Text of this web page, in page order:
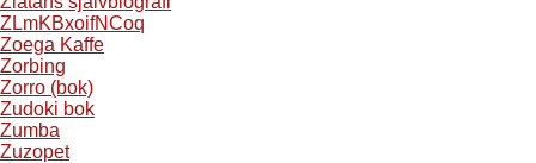
ZLmKBxoifNCoq
Zoega Kaffe
Zorbing
Zorro (bok)
Zudoki bok
Zumba
Zuzopet